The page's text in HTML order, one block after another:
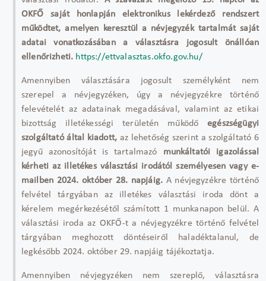
OKFŐ saját honlapján elektronikus lekérdező rendszert
működtet, amelyen keresztül a névjegyzék tartalmát saját
adatai vonatkozásában a választásra jogosult önállóan
ellenőrizheti. https://ettvalasztas.okfo.gov.hu/
Amennyiben választására jogosult személyként nem
szerepel a névjegyzéken, úgy a névjegyzékre történő
felevételét az adatainak megadásával, valamint az etikai
bizottság illetékességi területén működőegészségügyi
szolgáltató által kiadott, az lehetőség szerint a szolgáltató 6
jegyű azonosítóját is tartalmazó munkáltatói igazolással
kérheti az illetékes választási irodától személyesen vagy e-
mailben 2024. október 28. napjáig. A névjegyzékre történő
felvétel tárgyában az illetékes választási iroda dönt a
kérelem megérkezésétől számított 1 munkanapon belül. A
választási iroda az OKFŐ-t a névjegyzékre történő felvétel
tárgyában meghozott döntéseiről haladéktalanul, de
legkésőbb 2024. október 29. napjáig tájékoztatja.
Amennyiben névjegyzéken nem szereplő, választásra